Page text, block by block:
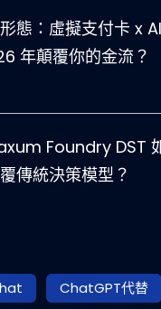
態：虛擬支付卡 x AI
年顛覆你的金流？
Foundry DST
傳統決策模型？
ChatGPT代替